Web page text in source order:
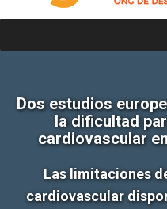
Dos estudios
la dificultad
cardiovascular
Las limitaciones
cardiovascular